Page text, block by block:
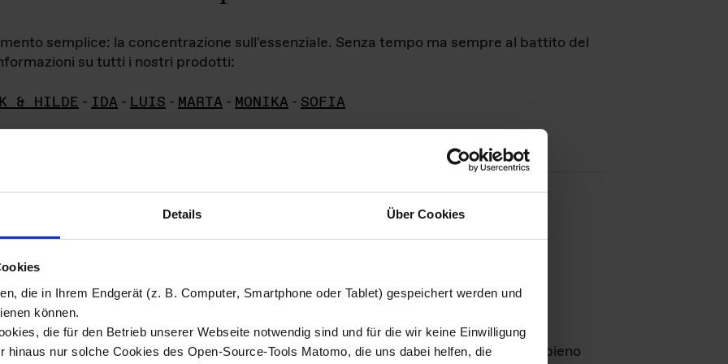
Details Über Cookies
die in Ihrem Endgerät (z. B. Computer, Smartphone oder Tablet) gespeichert werden und
können.
die für den Betrieb unserer Webseite notwendig sind und für die wir keine Einwilligung
hinaus nur solche Cookies des Open-Source-Tools Matomo, die uns dabei helfen, die
semplice: la concentrazione sull'essenziale. Senza tempo ma sempre al battito del
su tutti i nostri prodotti:
& HILDE - IDA - LUIS - MARTA - MONIKA - SOFIA
di immagini
materiale fotografico sono detenuti daDas ganze LebenGmbH e rimangono in pieno